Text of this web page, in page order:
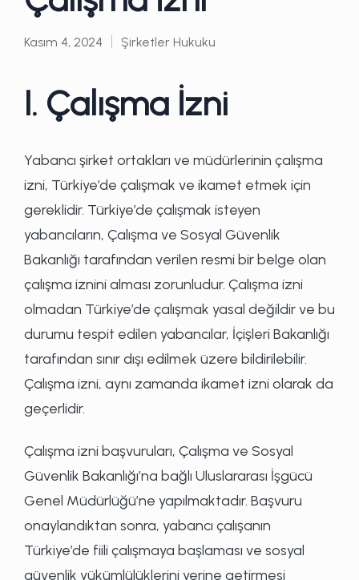
Kasım 4, 2024
Posted
Şirketler Hukuku
I. Çalışma İzni
Yabancı şirket ortakları ve müdürlerinin çalışma
izni, Türkiye’de çalışmak ve ikamet etmek için
gereklidir. Türkiye’de çalışmak isteyen
yabancıların, Çalışma ve Sosyal Güvenlik
Bakanlığı tarafından verilen resmi bir belge olan
çalışma iznini alması zorunludur. Çalışma izni
olmadan Türkiye’de çalışmak yasal değildir ve bu
durumu tespit edilen yabancılar, İçişleri Bakanlığı
tarafından sınır dışı edilmek üzere bildirilebilir.
Çalışma izni, aynı zamanda ikamet izni olarak da
geçerlidir.
Çalışma izni başvuruları, Çalışma ve Sosyal
Güvenlik Bakanlığı’na bağlı Uluslararası İşgücü
Genel Müdürlüğü’ne yapılmaktadır. Başvuru
onaylandıktan sonra, yabancı çalışanın
Türkiye’de fiili çalışmaya başlaması ve sosyal
güvenlik yükümlülüklerini yerine getirmesi